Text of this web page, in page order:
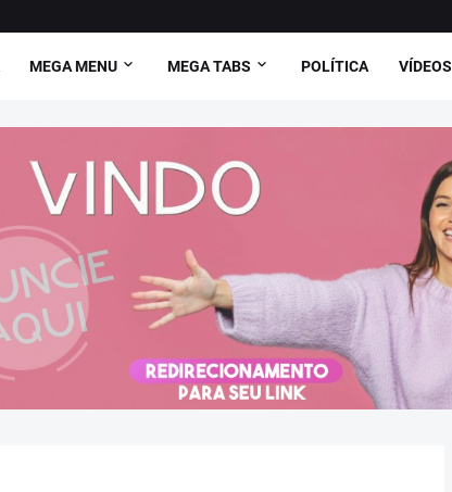
MEGA MENU MEGA TABS POLÍTICA VÍDEOS